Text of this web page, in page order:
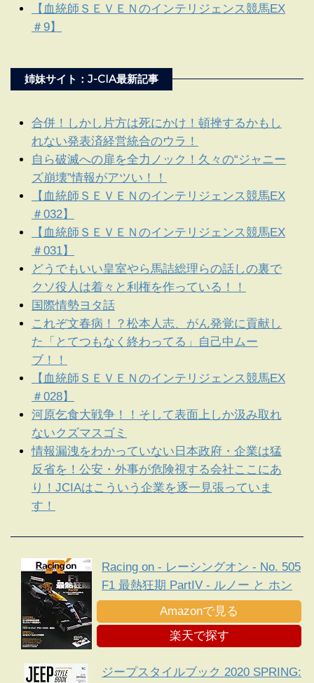
【血統師ＳＥＶＥＮのインテリジェンス競馬EX
＃9】
姉妹サイト：J-CIA最新記事
合併！しかし片方は死にかけ！頓挫するかもし
れない発表済経営統合のウラ！
自ら破滅への扉を全力ノック！久々の“ジャニー
ズ崩壊”情報がアツい！！
【血統師ＳＥＶＥＮのインテリジェンス競馬EX
＃032】
【血統師ＳＥＶＥＮのインテリジェンス競馬EX
＃031】
どうでもいい皇室やら馬詰総理らの話しの裏で
クソ役人は着々と利権を作っている！！
国際情勢ヨタ話
これぞ文春病！？松本人志、がん発覚に貢献し
た「とてつもなく終わってる」自己中ムー
ブ！！
【血統師ＳＥＶＥＮのインテリジェンス競馬EX
＃028】
河原乞食大戦争！！そして表面上しか汲み取れ
ないクズマスゴミ
情報漏洩をわかっていない日本政府・企業は猛
反省を！公安・外事が危険視する会社ここにあ
り！JCIAはこういう企業を逐一見張っていま
す！
Racing on - レーシングオン - No. 505
F1 最熱狂期 PartIV - ルノー と ホン
ダ 、新規定下に勃発した熾烈な エン
ジン 戦争 -
Amazonで見る
楽天で探す
ジープスタイルブック 2020 SPRING: